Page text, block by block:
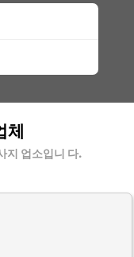
체
지 업소입니 다.